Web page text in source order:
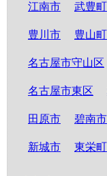
江南市 武豊町
豊川市 豊山町
名古屋市守山区
名古屋市東区
田原市 碧南市
新城市 東栄町